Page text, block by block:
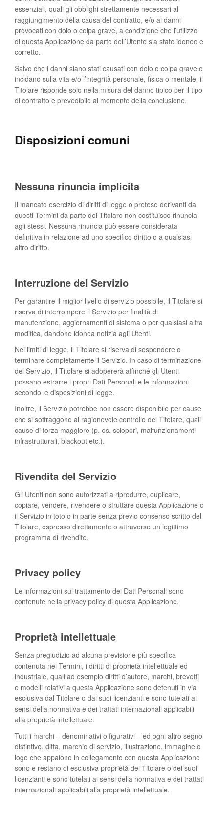
essenziali, quali gli obblighi strettamente necessari al
raggiungimento della causa del contratto, e/o ai danni
provocati con dolo o colpa grave, a condizione che l’utilizzo
di questa Applicazione da parte dell’Utente sia stato idoneo e
corretto.
Salvo che i danni siano stati causati con dolo o colpa grave o
incidano sulla vita e/o l’integrità personale, fisica o mentale, il
Titolare risponde solo nella misura del danno tipico per il tipo
di contratto e prevedibile al momento della conclusione.
Disposizioni comuni
Nessuna rinuncia implicita
Il mancato esercizio di diritti di legge o pretese derivanti da
questi Termini da parte del Titolare non costituisce rinuncia
agli stessi. Nessuna rinuncia può essere considerata
definitiva in relazione ad uno specifico diritto o a qualsiasi
altro diritto.
Interruzione del Servizio
Per garantire il miglior livello di servizio possibile, il Titolare si
riserva di interrompere il Servizio per finalità di
manutenzione, aggiornamenti di sistema o per qualsiasi altra
modifica, dandone idonea notizia agli Utenti.
Nei limiti di legge, il Titolare si riserva di sospendere o
terminare completamente il Servizio. In caso di terminazione
del Servizio, il Titolare si adopererà affinché gli Utenti
possano estrarre i propri Dati Personali e le informazioni
secondo le disposizioni di legge.
Inoltre, il Servizio potrebbe non essere disponibile per cause
che si sottraggono al ragionevole controllo del Titolare, quali
cause di forza maggiore (p. es. scioperi, malfunzionamenti
infrastrutturali, blackout etc.).
Rivendita del Servizio
Gli Utenti non sono autorizzati a riprodurre, duplicare,
copiare, vendere, rivendere o sfruttare questa Applicazione o
il Servizio in toto o in parte senza previo consenso scritto del
Titolare, espresso direttamente o attraverso un legittimo
programma di rivendite.
Privacy policy
Le informazioni sul trattamento dei Dati Personali sono
contenute nella privacy policy di questa Applicazione.
Proprietà intellettuale
Senza pregiudizio ad alcuna previsione più specifica
contenuta nei Termini, i diritti di proprietà intellettuale ed
industriale, quali ad esempio diritti d’autore, marchi, brevetti
e modelli relativi a questa Applicazione sono detenuti in via
esclusiva dal Titolare o dai suoi licenzianti e sono tutelati ai
sensi della normativa e dei trattati internazionali applicabili
alla proprietà intellettuale.
Tutti i marchi – denominativi o figurativi – ed ogni altro segno
distintivo, ditta, marchio di servizio, illustrazione, immagine o
logo che appaiono in collegamento con questa Applicazione
sono e restano di esclusiva proprietà del Titolare o dei suoi
licenzianti e sono tutelati ai sensi della normativa e dei trattati
internazionali applicabili alla proprietà intellettuale.
E DAL 1 APRILE GIOCA CON
PUOI VINCERE TUTTI I GIORNI:
CINEMA
Scarica l'app
Scopri App & Vinci